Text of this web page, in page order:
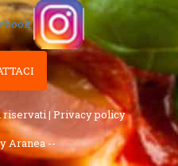
riservati | Privacy policy
Aranea --